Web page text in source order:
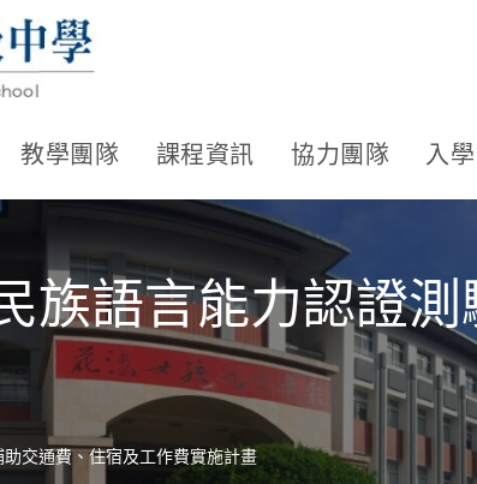
教學團隊 課程資訊 協力團隊 入
族語言能力認證
交通費、住宿及工作費實施計畫